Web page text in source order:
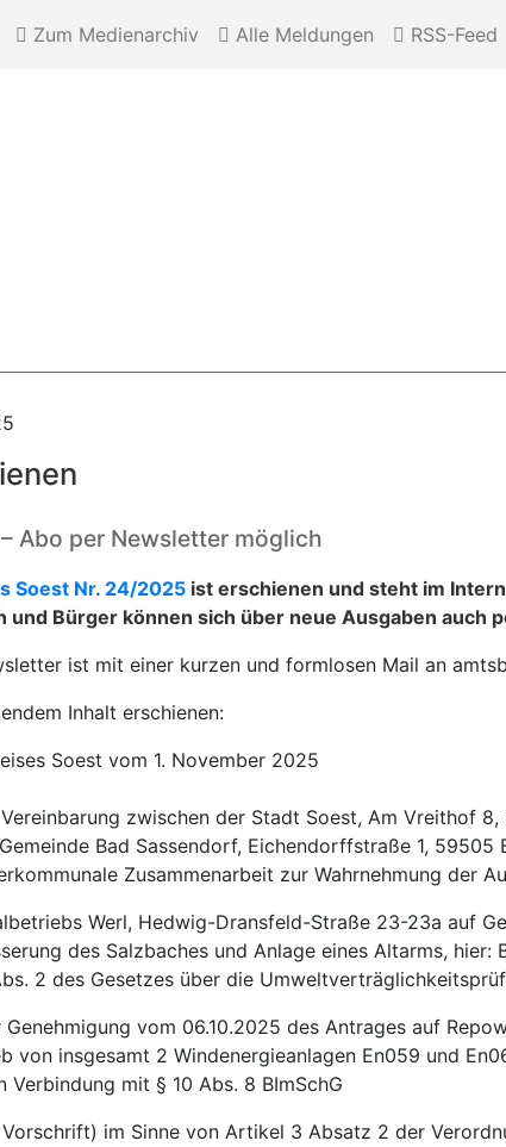
Zum Medienarchiv Alle Meldungen RSS-Feed
Abo per Newsletter möglich
Soest Nr. 24/2025 ist erschienen und steht im
Bürger können sich über neue Ausgaben auch
ist mit einer kurzen und formlosen Mail an
Inhalt erschienen:
Soest vom 1. November 2025
zwischen der Stadt Soest, Am Vreithof
Bad Sassendorf, Eichendorffstraße 1,
Zusammenarbeit zur Wahrnehmung der
Werl, Hedwig-Dransfeld-Straße 23-23a auf
des Salzbaches und Anlage eines Altarms,
2 des Gesetzes über die
Genehmigung vom 06.10.2025 des Antrages auf
von insgesamt 2 Windenergieanlagen En059 und
Verbindung mit § 10 Abs. 8 BImSchG
im Sinne von Artikel 3 Absatz 2 der